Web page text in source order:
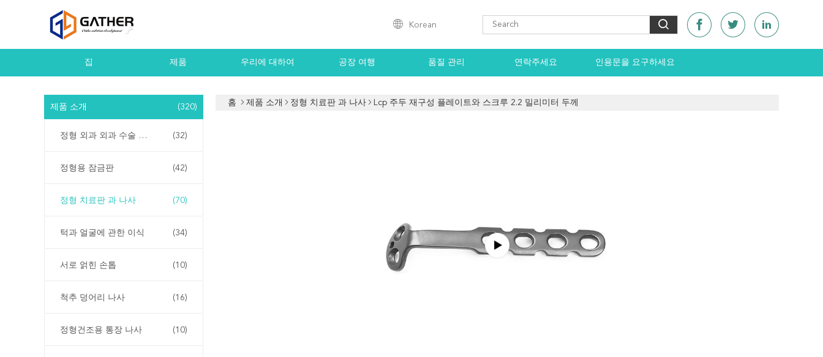
Korean
집 제품 우리에 대하여 공장 여행 품질 관리 연락주세요 인용문을 요구하세요
제품 소개 (320)
정형 외과 외과 수술 기구 (32)
정형용 잠금판 (42)
정형 치료판 과 나사 (70)
턱과 얼굴에 관한 이식 (34)
서로 얽힌 손톱 (10)
척추 덩어리 나사 (16)
정형건조용 통장 나사 (10)
홈 제품 소개 정형 치료판 과 나사 Lcp 주두 재구성 플레이트와 스크루 2.2 밀리미터 두께